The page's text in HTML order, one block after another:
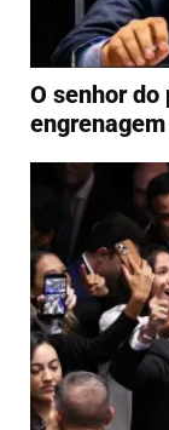
O senhor do